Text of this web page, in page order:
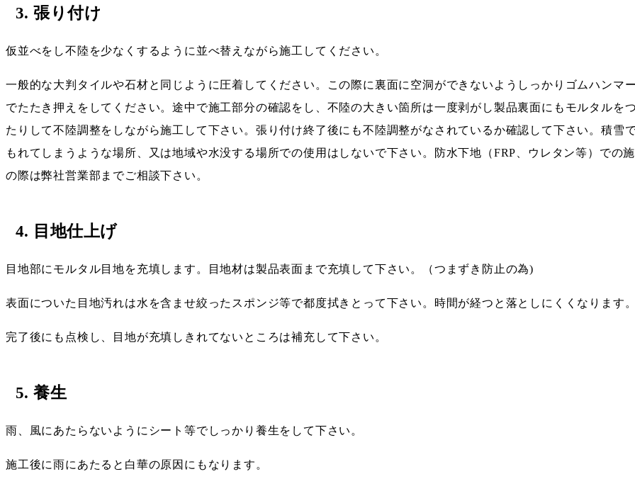
3. 張り付け
仮並べをし不陸を少なくするように並べ替えながら施工してください。
一般的な大判タイルや石材と同じように圧着してください。この際に裏面に空洞ができないようしっかりゴムハンマ
でたたき押えをしてください。途中で施工部分の確認をし、不陸の大きい箇所は一度剥がし製品裏面にもモルタルを
たりして不陸調整をしながら施工して下さい。張り付け終了後にも不陸調整がなされているか確認して下さい。積雪
もれてしまうような場所、又は地域や水没する場所での使用はしないで下さい。防水下地（FRP、ウレタン等）での
の際は弊社営業部までご相談下さい。
4. 目地仕上げ
目地部にモルタル目地を充填します。目地材は製品表面まで充填して下さい。（つまずき防止の為)
表面についた目地汚れは水を含ませ絞ったスポンジ等で都度拭きとって下さい。時間が経つと落としにくくなります
完了後にも点検し、目地が充填しきれてないところは補充して下さい。
5. 養生
雨、風にあたらないようにシート等でしっかり養生をして下さい。
施工後に雨にあたると白華の原因にもなります。